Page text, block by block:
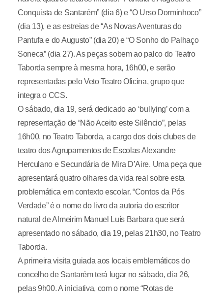
Conquista de Santarém” (dia 6) e “O Urso Dorminhoco”
(dia 13), e as estreias de “As Novas Aventuras do
Pantufa e do Augusto” (dia 20) e “O Sonho do Palhaço
Soneca” (dia 27). As peças sobem ao palco do Teatro
Taborda sempre à mesma hora, 16h00, e serão
representadas pelo Veto Teatro Oficina, grupo que
integra o CCS.
O sábado, dia 19, será dedicado ao ‘bullying’ com a
representação de “Não Aceito este Silêncio”, pelas
16h00, no Teatro Taborda, a cargo dos dois clubes de
teatro dos Agrupamentos de Escolas Alexandre
Herculano e Secundária de Mira D’Aire. Uma peça que
apresentará quatro olhares da vida real sobre esta
problemática em contexto escolar. “Contos da Pós
Verdade” é o nome do livro da autoria do escritor
natural de Almeirim Manuel Luís Barbara que será
apresentado no sábado, dia 19, pelas 21h30, no Teatro
Taborda.
A primeira visita guiada aos locais emblemáticos do
concelho de Santarém terá lugar no sábado, dia 26,
pelas 9h00. A iniciativa, com o nome “Rotas de